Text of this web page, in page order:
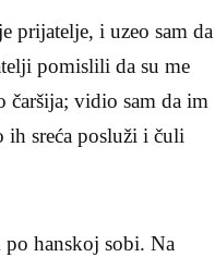
prijatelje, i uzeo sam da
pomislili da su me
čaršija; vidio sam da im
ih sreća po­služi i čuli
po hanskoj sobi. Na